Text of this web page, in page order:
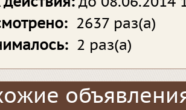
2637 раз(а)
2 раз(а)